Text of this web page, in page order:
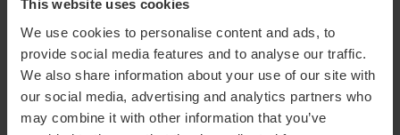
This website uses cookies
We use cookies to personalise content and ads, to
provide social media features and to analyse our traffic.
We also share information about your use of our site with
our social media, advertising and analytics partners who
may combine it with other information that you’ve
Ansichts Karte